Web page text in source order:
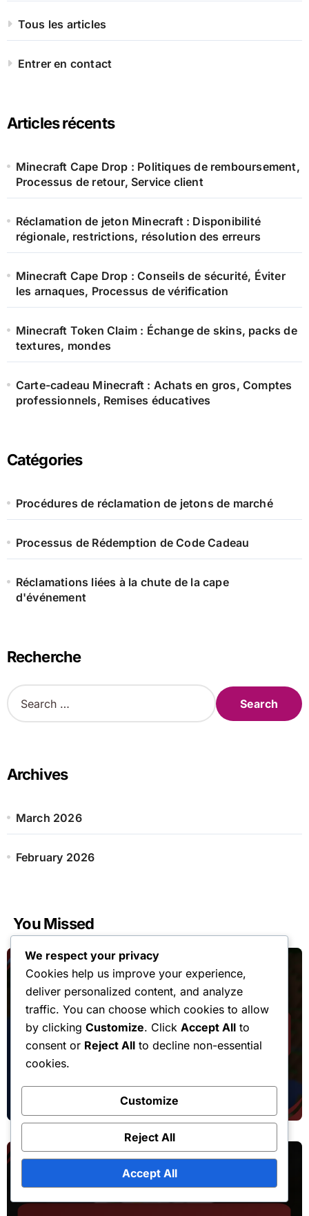
Tous les articles
Entrer en contact
Articles récents
Minecraft Cape Drop : Politiques de remboursement,
Processus de retour, Service client
Réclamation de jeton Minecraft : Disponibilité
régionale, restrictions, résolution des erreurs
Minecraft Cape Drop : Conseils de sécurité, Éviter
les arnaques, Processus de vérification
Minecraft Token Claim : Échange de skins, packs de
textures, mondes
Carte-cadeau Minecraft : Achats en gros, Comptes
professionnels, Remises éducatives
Catégories
Procédures de réclamation de jetons de marché
Processus de Rédemption de Code Cadeau
Réclamations liées à la chute de la cape
d'événement
Recherche
S
e
h
f
r
Archives
March 2026
February 2026
You Missed
Réclamations liées à la chute de la cape d'événement
remboursement, Processus de retour,
Service client
We respect your privacy
Cookies help us improve your experience,
deliver personalized content, and analyze
traffic. You can choose which cookies to allow
by clicking Customize. Click Accept All to
consent or Reject All to decline non-essential
cookies.
Customize
Reject All
Accept All